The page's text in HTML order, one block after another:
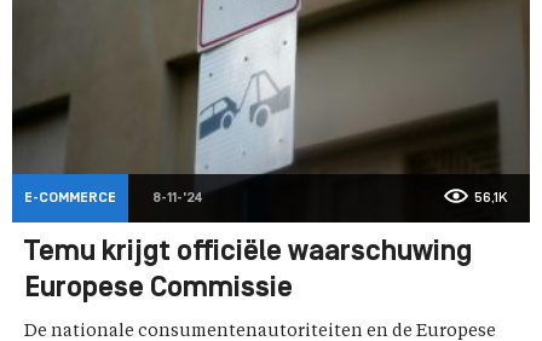
E-COMMERCE 8-11-'24 56,1K
Temu krijgt officiële waarschuwing
Europese Commissie
De nationale consumentenautoriteiten en de Europese